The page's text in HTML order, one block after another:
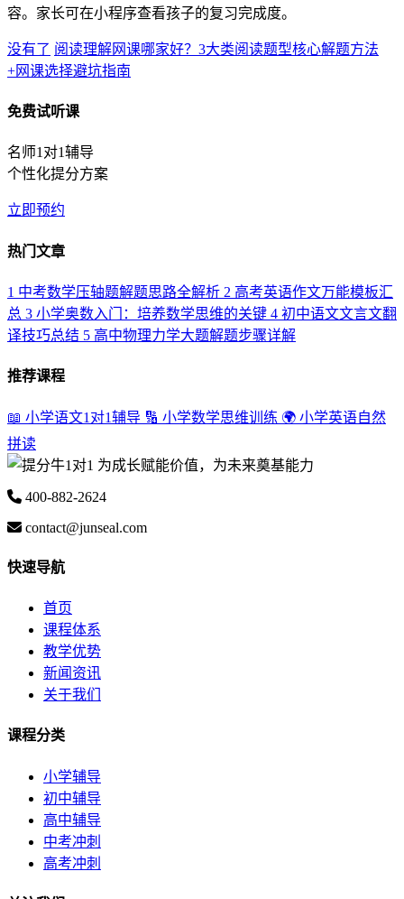
容。家长可在小程序查看孩子的复习完成度。
没有了 阅读理解网课哪家好？3大类阅读题型核心解题方法
+网课选择避坑指南
免费试听课
名师1对1辅导
个性化提分方案
立即预约
热门文章
1 中考数学压轴题解题思路全解析 2 高考英语作文万能模板汇
总 3 小学奥数入门：培养数学思维的关键 4 初中语文文言文翻
译技巧总结 5 高中物理力学大题解题步骤详解
推荐课程
📖 小学语文1对1辅导 🔢 小学数学思维训练 🌍 小学英语自然
拼读
为成长赋能价值，为未来奠基能力
400-882-2624
contact@junseal.com
快速导航
首页
课程体系
教学优势
新闻资讯
关于我们
课程分类
小学辅导
初中辅导
高中辅导
中考冲刺
高考冲刺